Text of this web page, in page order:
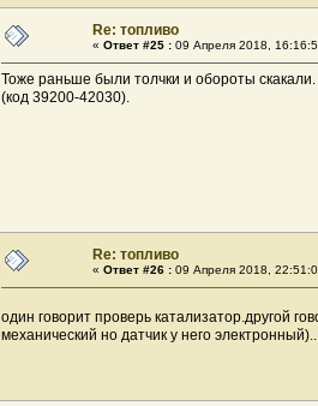
Re: топливо
« Ответ #25 : 09 Апреля 2018,
Тоже раньше были толчки и обороты
(код 39200-42030).
Re: топливо
« Ответ #26 : 09 Апреля 2018,
один говорит проверь катализатор.другой
механический но датчик у него